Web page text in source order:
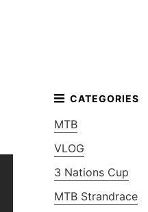
MTB
VLOG
3 Nations Cup
MTB Strandrace